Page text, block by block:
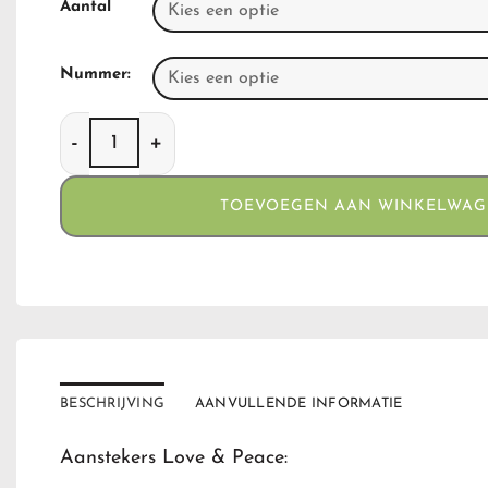
Aantal
Nummer:
Aanstekers Love & Peace aantal
TOEVOEGEN AAN
BESCHRIJVING AANVULLENDE INFORMATIE
Aanstekers Love & Peace: